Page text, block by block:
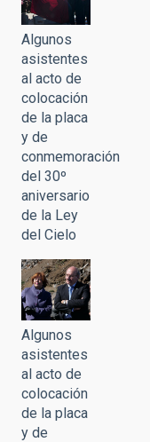
Algunos
asistentes
al acto de
colocación
de la placa
y de
conmemoración
del 30º
aniversario
de la Ley
del Cielo
Algunos
asistentes
al acto de
colocación
de la placa
y de